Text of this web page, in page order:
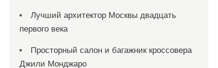
Лучший архитектор Москвы двадцать
первого века
Просторный салон и багажник кроссовера
Джили Монджаро